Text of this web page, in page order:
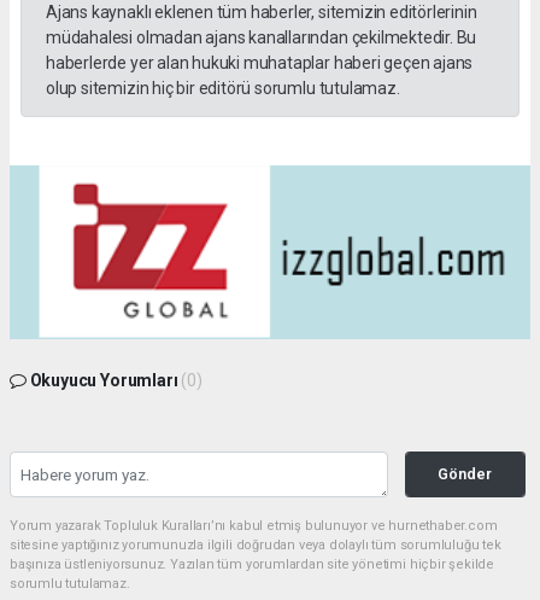
Ajans kaynaklı eklenen tüm haberler, sitemizin editörlerinin
müdahalesi olmadan ajans kanallarından çekilmektedir. Bu
haberlerde yer alan hukuki muhataplar haberi geçen ajans
olup sitemizin hiç bir editörü sorumlu tutulamaz.
Okuyucu Yorumları (0)
Gönder
Yorum yazarak Topluluk Kuralları’nı kabul etmiş bulunuyor ve hurnethaber.com
sitesine yaptığınız yorumunuzla ilgili doğrudan veya dolaylı tüm sorumluluğu tek
başınıza üstleniyorsunuz. Yazılan tüm yorumlardan site yönetimi hiçbir şekilde
sorumlu tutulamaz.